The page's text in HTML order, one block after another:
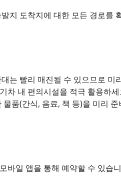
지 도착지에 대한 모든 경로를
는 빨리 매진될 수 있으므로 미
차 내 편의시설을 적극 활용하세
물품(간식, 음료, 책 등)을 미리
바일 앱을 통해 예약할 수 있습